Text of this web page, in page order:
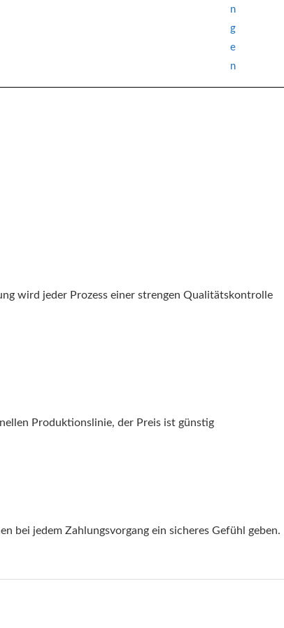
n
g
e
n
wird jeder Prozess einer strengen Qualitätskontrolle
Produktionslinie, der Preis ist günstig
bei jedem Zahlungsvorgang ein sicheres Gefühl geben.